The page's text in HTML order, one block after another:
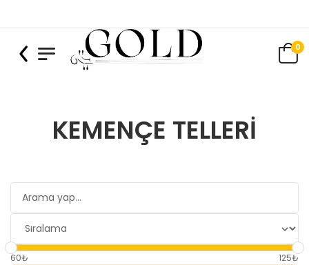
0
KEMENÇE TELLERI
60₺ 125₺